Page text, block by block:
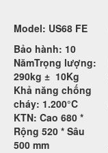
Model: US68 FE
Bảo hành: 10
NămTrọng lượng:
290kg ± 10Kg
Khả năng chống
cháy: 1.200°C
KTN: Cao 680 *
Rộng 520 * Sâu
500 mm